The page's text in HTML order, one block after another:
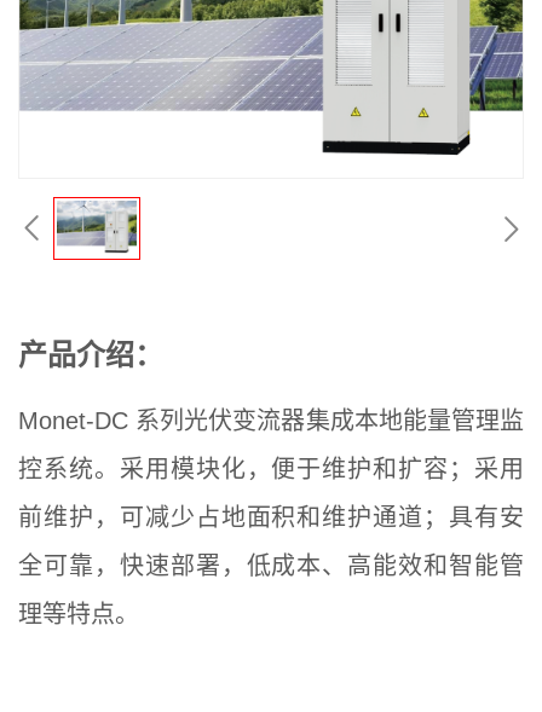
产品介绍：
Monet-DC 系列光伏变流器集成本地能量管理监
控系统。采用模块化，便于维护和扩容；采用
前维护，可减少占地面积和维护通道；具有安
全可靠，快速部署，低成本、高能效和智能管
理等特点。